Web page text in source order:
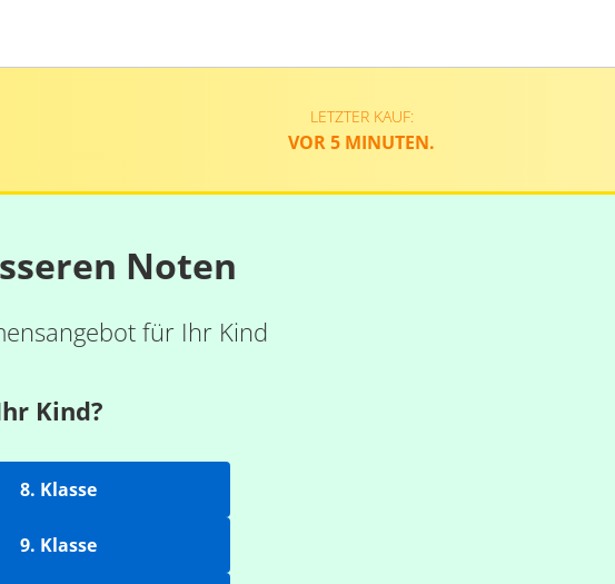
LETZTER KAUF:
VOR 5 MINUTEN.
Noten
für Ihr Kind
Kind?
8. Klasse
9. Klasse